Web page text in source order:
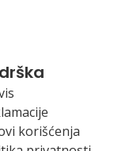
korišćenja